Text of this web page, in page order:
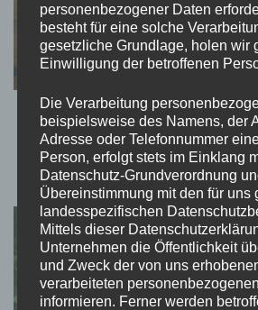
Die Yellowstone Dutton
Seele eines modernen
4. Juli 2025
personenbezogener Daten
besteht für eine solche
gesetzliche Grundlage, holen wir
Einwilligung der betroffenen
Die Verarbeitung
beispielsweise des Namens, der
Adresse oder Telefonnummer
Person, erfolgt stets im Einklang
Datenschutz-Grundverordnung
Übereinstimmung mit den für uns
landesspezifischen
Mittels dieser
Unternehmen die Öffentlichkeit
und Zweck der von uns
verarbeiteten
informieren. Ferner werden